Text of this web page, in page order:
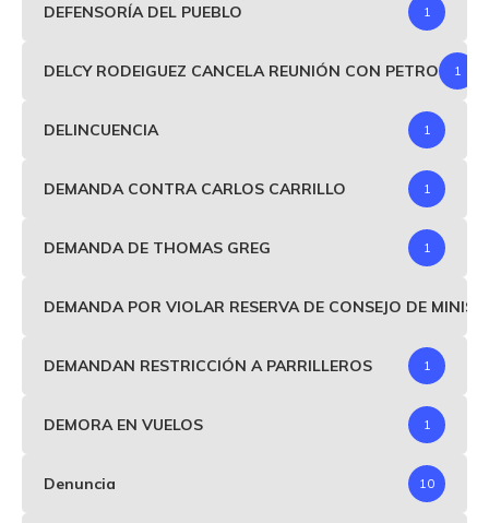
DEFENSORÍA DEL PUEBLO 1
DELCY RODEIGUEZ CANCELA REUNIÓN CON PETRO 1
DELINCUENCIA 1
DEMANDA CONTRA CARLOS CARRILLO 1
DEMANDA DE THOMAS GREG 1
DEMANDA POR VIOLAR RESERVA DE CONSEJO DE
DEMANDAN RESTRICCIÓN A PARRILLEROS 1
DEMORA EN VUELOS 1
Denuncia 10